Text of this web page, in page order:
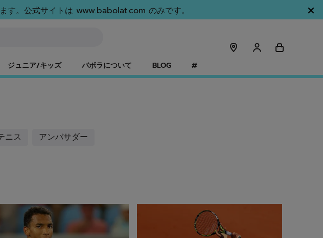
す。公式サイトは www.babolat.com のみです。
ジュニア/キッズ バボラについて BLOG #
ニス アンバサダー
リックス・オジェ=アリアシム アルトゥール・フィス